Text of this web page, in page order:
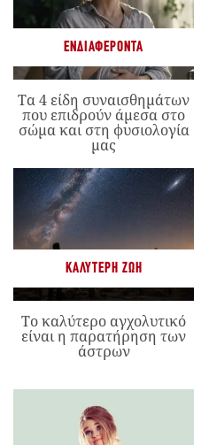
ΕΝΔΙΑΦΈΡΟΝΤΑ
Τα 4 είδη συναισθημάτων
που επιδρούν άμεσα στο
σώμα και στη φυσιολογία
μας
ΚΑΛΎΤΕΡΗ ΖΩΉ
Το καλύτερο αγχολυτικό
είναι η παρατήρηση των
άστρων